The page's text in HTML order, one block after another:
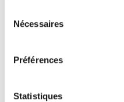
Nécessaires
Préférences
Statistiques
réglées d'après
universelle
Marquage CE